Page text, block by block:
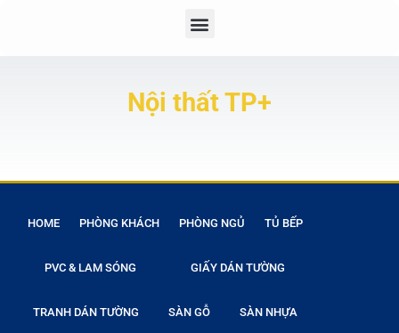
Nội thất TP+
HOME PHÒNG KHÁCH PHÒNG NGỦ TỦ BẾP
PVC & LAM SÓNG GIẤY DÁN TƯỜNG
TRANH DÁN TƯỜNG SÀN GỖ SÀN NHỰA